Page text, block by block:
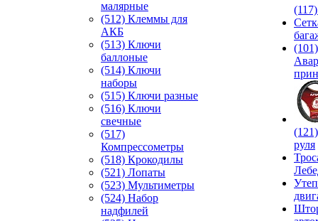
малярные
(512) Клеммы для
АКБ
(513) Ключи
баллоные
(514) Ключи
наборы
(515) Ключи разные
(516) Ключи
свечные
(517)
Компрессометры
(518) Крокодилы
(521) Лопаты
(523) Мультиметры
(524) Набор
надфилей
(101)
руля